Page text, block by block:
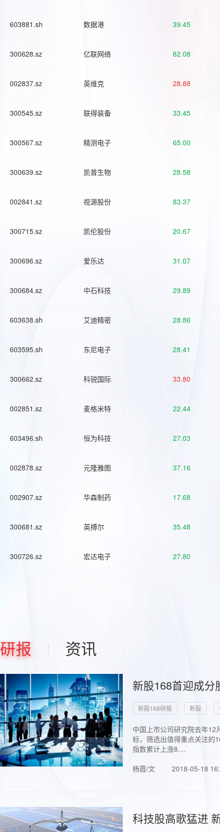
603881.sh 数据港 39.45
300628.sz 亿联网络 82.08
002837.sz 英维克 28.88
300545.sz 联得装备 33.45
300567.sz 精测电子 65.00
300639.sz 凯普生物 28.58
002841.sz 视源股份 83.37
300715.sz 凯伦股份 20.67
300696.sz 爱乐达 31.07
300684.sz 中石科技 29.89
603638.sh 艾迪精密 28.86
603595.sh 东尼电子 28.41
300662.sz 科锐国际 33.80
002851.sz 麦格米特 22.44
603496.sh 恒为科技 27.03
002878.sz 元隆雅图 37.16
002907.sz 华森制药 17.68
300681.sz 英搏尔 35.48
300726.sz 宏达电子 27.80
研报 资讯
新股168首迎成
新股168研报 新股
中国上市公司研究院去年
标，筛选出值得重点关注的
指数累计上涨8....
杨霞/文
2018-05-18
科技股高歌猛进